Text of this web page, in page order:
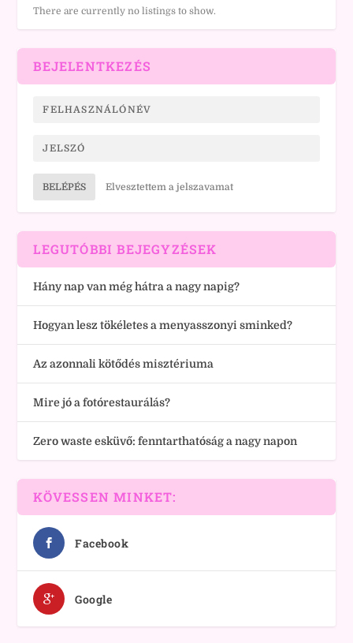
There are currently no listings to show.
BEJELENTKEZÉS
BELÉPÉS Elvesztettem a jelszavamat
LEGUTÓBBI BEJEGYZÉSEK
Hány nap van még hátra a nagy napig?
Hogyan lesz tökéletes a menyasszonyi sminked?
Az azonnali kötődés misztériuma
Mire jó a fotórestaurálás?
Zero waste esküvő: fenntarthatóság a nagy napon
KÖVESSEN MINKET:
Facebook
Google